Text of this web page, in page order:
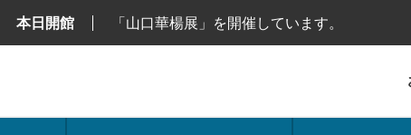
本日開館 「山口華楊展」を開催しています。